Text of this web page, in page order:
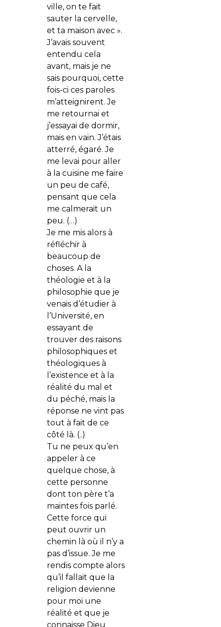
ville, on te fait
sauter la cervelle,
et ta maison avec ».
J’avais souvent
entendu cela
avant, mais je ne
sais pourquoi, cette
fois-ci ces paroles
m’atteignirent. Je
me retournai et
j’essayai de dormir,
mais en vain. J’étais
atterré, égaré. Je
me levai pour aller
à la cuisine me faire
un peu de café,
pensant que cela
me calmerait un
peu. (…)
Je me mis alors à
réfléchir à
beaucoup de
choses. A la
théologie et à la
philosophie que je
venais d’étudier à
l’Université, en
essayant de
trouver des raisons
philosophiques et
théologiques à
l’existence et à la
réalité du mal et
du péché, mais la
réponse ne vint pas
tout à fait de ce
côté là. (..)
Tu ne peux qu’en
appeler à ce
quelque chose, à
cette personne
dont ton père t’a
maintes fois parlé.
Cette force qui
peut ouvrir un
chemin là où il n’y a
pas d’issue. Je me
rendis compte alors
qu’il fallait que la
religion devienne
pour moi une
réalité et que je
connaisse Dieu